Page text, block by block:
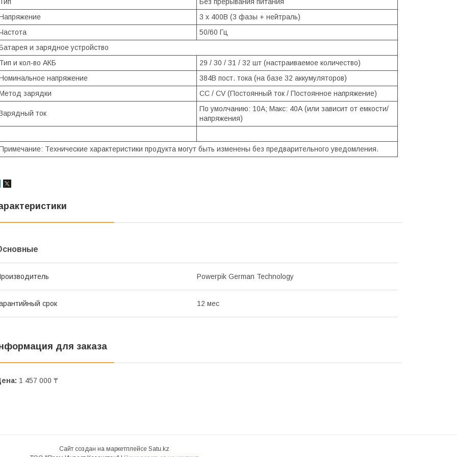
3 x 400В (3 фазы + нейтраль)
50/60 Гц
и зарядное устройство
и кол-во АКБ
29 / 30 / 31 / 32 шт (настраиваемое количество)
напряжение
384В пост. тока (на базе 32 аккумуляторов)
зарядки
CC / CV (Постоянный ток / Постоянное напряжение)
ток
По умолчанию: 10А; Макс: 40А (или зависит от емкости/
напряжения)
Технические характеристики продукта могут быть изменены без предварительного уведомления.
Powerpik German Technology
срок 12 мес
для заказа
1 457 000 ₸
Сайт создан на маркетплейсе Satu.kz